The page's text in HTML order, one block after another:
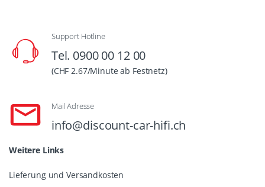
Support Hotline
Tel. 0900 00 12 00
(CHF 2.67/Minute ab Festnetz)
Mail Adresse
info@discount-car-hifi.ch
Weitere Links
Lieferung und Versandkosten